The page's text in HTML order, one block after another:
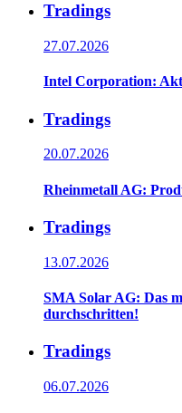
Tradings
27.07.2026
Intel Corporation:
Tradings
20.07.2026
Rheinmetall AG:
Tradings
13.07.2026
SMA Solar AG: Das
durchschritten!
Tradings
06.07.2026